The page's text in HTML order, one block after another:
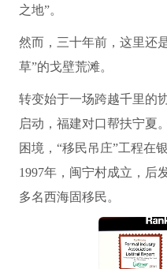
之地”。
然而，三十年前，这里还
草”的戈壁荒滩。
转变始于一场跨越千里的
启动，福建对口帮扶宁夏
困境，“移民吊庄”工程在
1997年，闽宁村成立，后
多名西海固移民。